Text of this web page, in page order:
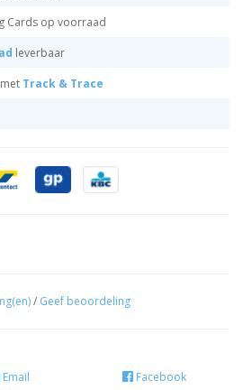
Cards op voorraad
leverbaar
Track & Trace
/ Geef beoordeling
Email Facebook